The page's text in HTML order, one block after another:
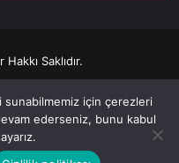
Saklıdır.
YouTubeInstagram
için çerezleri
ederseniz, bunu kabul